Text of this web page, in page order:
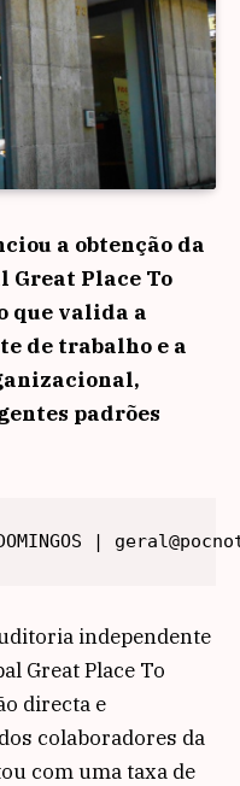
a obtenção da
Place To
que valida a
de trabalho e a
padrões
DOMINGOS |
independente
Great Place To
directa e
colaboradores da
com uma taxa de